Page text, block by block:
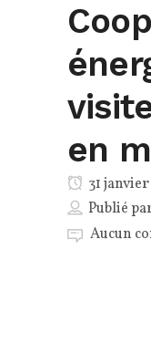
en
31
Publié
Aucun